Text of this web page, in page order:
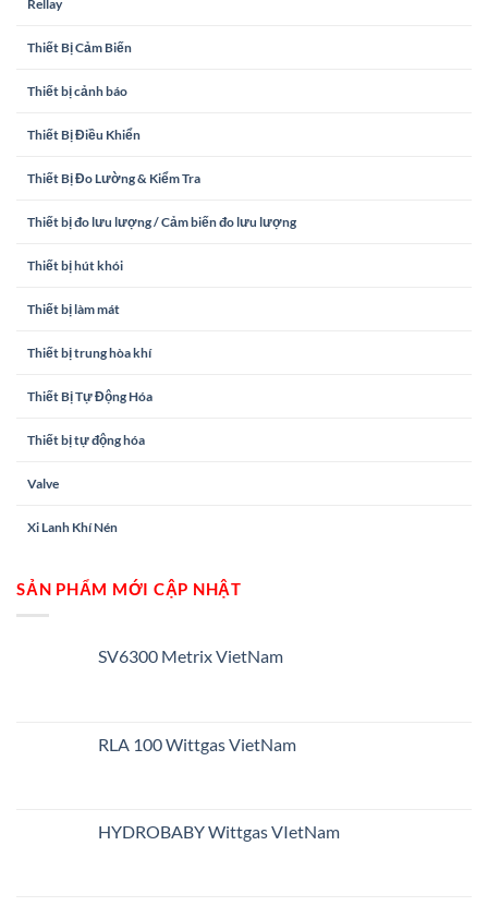
Rellay
Thiết Bị Cảm Biến
Thiết bị cảnh báo
Thiết Bị Điều Khiển
Thiết Bị Đo Lường & Kiểm Tra
Thiết bị đo lưu lượng / Cảm biến đo lưu lượng
Thiết bị hút khói
Thiết bị làm mát
Thiết bị trung hòa khí
Thiết Bị Tự Động Hóa
Thiết bị tự động hóa
Valve
Xi Lanh Khí Nén
SẢN PHẨM MỚI CẬP NHẬT
SV6300 Metrix VietNam
RLA 100 Wittgas VietNam
HYDROBABY Wittgas VIetNam